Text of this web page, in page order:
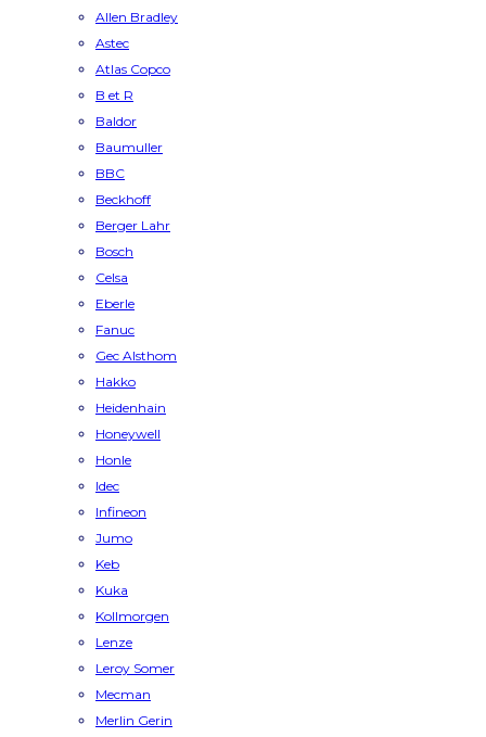
Allen Bradley
Astec
Atlas Copco
B et R
Baldor
Baumuller
BBC
Beckhoff
Berger Lahr
Bosch
Celsa
Eberle
Fanuc
Gec Alsthom
Hakko
Heidenhain
Honeywell
Honle
Idec
Infineon
Jumo
Keb
Kuka
Kollmorgen
Lenze
Leroy Somer
Mecman
Merlin Gerin